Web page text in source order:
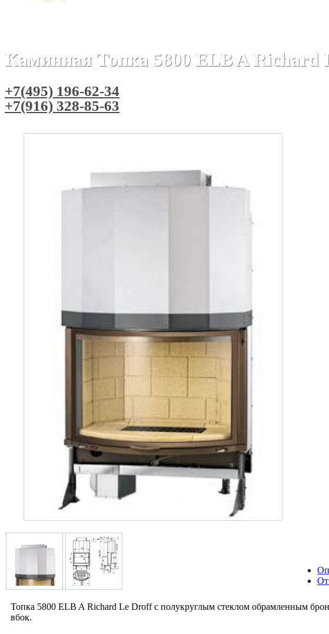
Каминная Топка 5800 ELB A
+7(495) 196-62-34
+7(916) 328-85-63
Топка 5800 ELB A Richard Le Droff с полукруглым стеклом обрамленным
вбок.